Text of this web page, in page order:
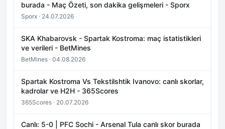
burada - Maç Özeti, son dakika gelişmeleri - Sporx
Sporx · 24.07.2026
SKA Khabarovsk - Spartak Kostroma: maç istatistikleri
ve verileri - BetMines
BetMines · 04.08.2026
Spartak Kostroma Vs Tekstilshtik Ivanovo: canlı skorlar,
kadrolar ve H2H - 365Scores
365Scores · 20.07.2026
Canlı: 5-0 | PFC Sochi - Arsenal Tula canlı skor burada